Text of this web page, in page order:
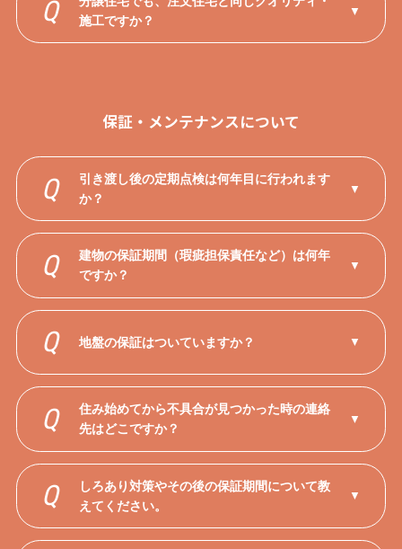
Q
施工ですか？
▼
保証・メンテナンスについて
Q
引き渡し後の定期点検は何年目に行われます
か？
▼
Q
建物の保証期間（瑕疵担保責任など）は何年
ですか？
▼
Q 地盤の保証はついていますか？ ▼
Q
住み始めてから不具合が見つかった時の連絡
先はどこですか？
▼
Q
しろあり対策やその後の保証期間について教
えてください。
▼